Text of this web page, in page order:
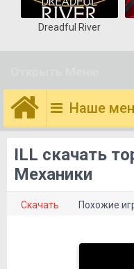
Dreadful River
Наше
ILL скачать
Механики
Скачать Похожие